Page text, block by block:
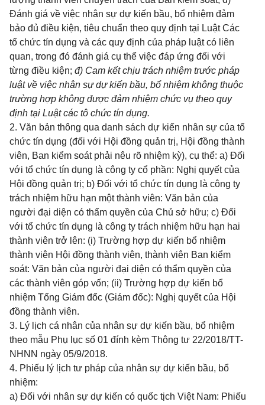
Đánh giá về việc nhân sự dự kiến bầu, bổ nhiệm đảm
bảo đủ điều kiện, tiêu chuẩn theo quy định tại Luật Các
tổ chức tín dụng và các quy định của pháp luật có liên
quan, trong đó đánh giá cụ thể việc đáp ứng đối với
từng điều kiện; đ) Cam kết chịu trách nhiệm trước pháp
luật về việc nhân sự dự kiến bầu, bổ nhiệm không thuộc
trường hợp không được đảm nhiệm chức vụ theo quy
định tại Luật các tô chức tín dụng.
2. Văn bản thông qua danh sách dự kiến nhân sự của tổ
chức tín dụng (đối với Hội đồng quản trị, Hội đồng thành
viên, Ban kiểm soát phải nêu rõ nhiệm kỳ), cụ thể: a) Đối
với tổ chức tín dụng là công ty cổ phần: Nghị quyết của
Hội đồng quản trị; b) Đối với tổ chức tín dụng là công ty
trách nhiệm hữu hạn một thành viên: Văn bản của
người đại diện có thẩm quyền của Chủ sở hữu; c) Đối
với tổ chức tín dụng là công ty trách nhiệm hữu hạn hai
thành viên trở lên: (i) Trường hợp dự kiến bổ nhiệm
thành viên Hội đồng thành viên, thành viên Ban kiểm
soát: Văn bản của người đại diện có thẩm quyền của
các thành viên góp vốn; (ii) Trường hợp dự kiến bổ
nhiệm Tổng Giám đổc (Giám đốc): Nghị quyết của Hội
đồng thành viên.
3. Lý lịch cá nhân của nhân sự dự kiến bầu, bổ nhiệm
theo mẫu Phụ lục số 01 đính kèm Thông tư 22/2018/TT-
NHNN ngày 05/9/2018.
4. Phiếu lý lịch tư pháp của nhân sự dự kiến bầu, bổ
nhiệm:
a) Đối với nhân sự dự kiến có quốc tịch Việt Nam: Phiếu